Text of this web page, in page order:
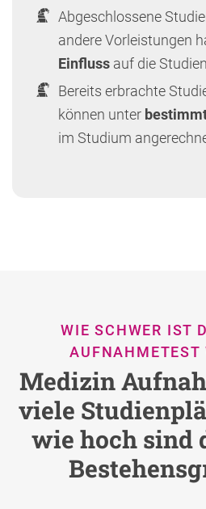
Abgeschlossene
andere Vorleistungen
Einfluss auf die
Bereits erbrachte
können unter
im Studium
WIE SCHWER IST
AUFNAHMETEST
Medizin
viele
wie hoch sind